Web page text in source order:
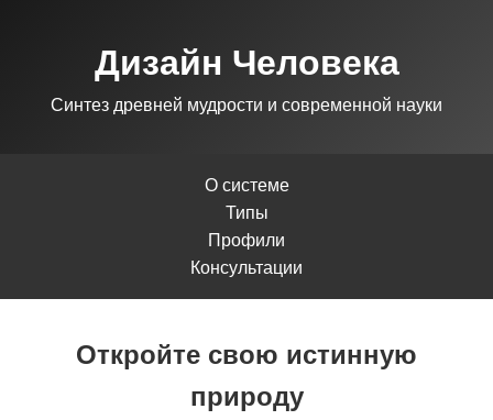
Дизайн Человека
Синтез древней мудрости и современной науки
О системе
Типы
Профили
Консультации
Откройте свою истинную
природу